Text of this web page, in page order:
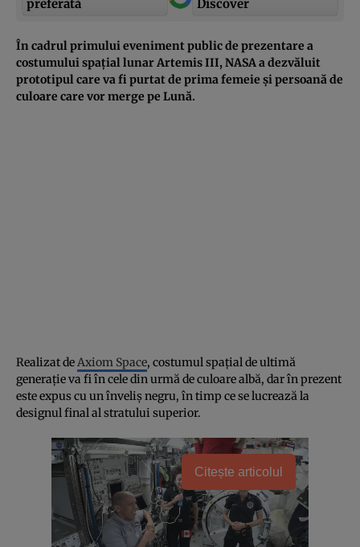
preferată
Discover
În cadrul primului eveniment public de prezentare a
costumului spațial lunar Artemis III, NASA a dezvăluit
prototipul care va fi purtat de prima femeie și persoană de
culoare care vor merge pe Lună.
Realizat deAxiom Space, costumul spațial de ultimă
generație va fi în cele din urmă de culoare albă, dar în prezent
este expus cu un înveliș negru, în timp ce se lucrează la
designul final al stratului superior.
Citește articolul